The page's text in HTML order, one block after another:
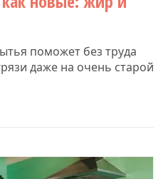
поможет без труда
даже на очень старой